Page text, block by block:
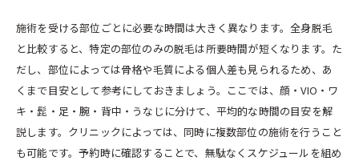
施術を受ける部位ごとに必要な時間は大きく異なります。全身脱毛
と比較すると、特定の部位のみの脱毛は所要時間が短くなります。た
だし、部位によっては骨格や毛質による個人差も見られるため、あ
くまで目安として参考にしておきましょう。ここでは、顔・VIO・ワ
キ・髭・足・腕・背中・うなじに分けて、平均的な時間の目安を解
説します。クリニックによっては、同時に複数部位の施術を行うこと
も可能です。予約時に確認することで、無駄なくスケジュールを組め